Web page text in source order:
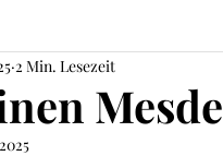
2 Min. Lesezeit